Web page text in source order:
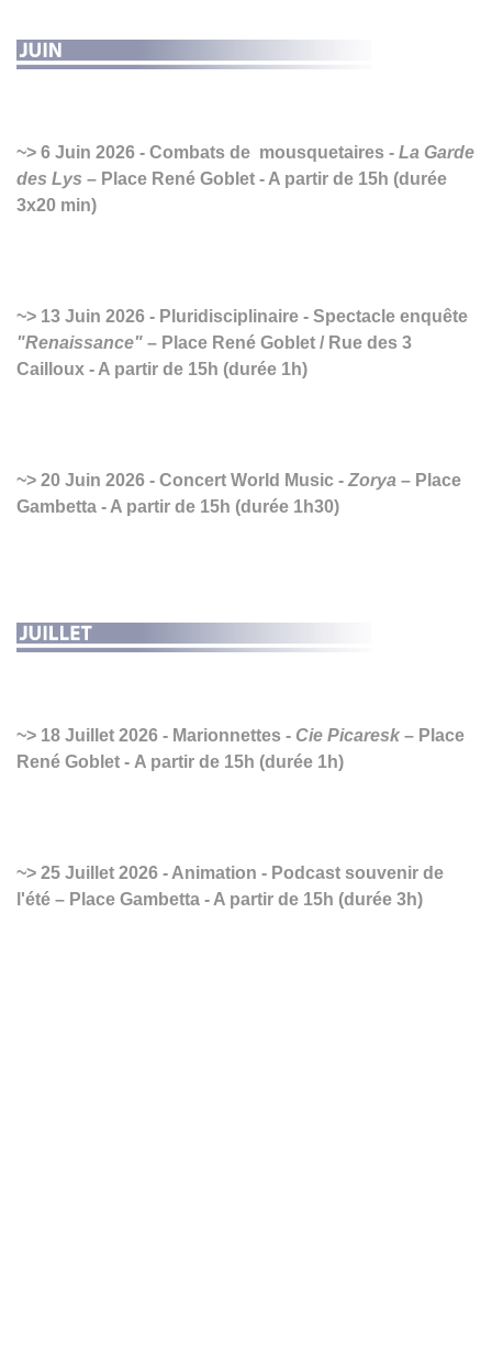
6 Juin 2026 - Combats de mousquetaires - La Garde
des Lys – Place René Goblet - A partir de 15h (durée
3x20 min)
13 Juin 2026 - Pluridisciplinaire - Spectacle enquête
"Renaissance" – Place René Goblet / Rue des 3
Cailloux - A partir de 15h (durée 1h)
20 Juin 2026 - Concert World Music - Zorya – Place
Gambetta - A partir de 15h (durée 1h30)
18 Juillet 2026 - Marionnettes - Cie Picaresk – Place
René Goblet - A partir de 15h (durée 1h)
25 Juillet 2026 - Animation - Podcast souvenir de
l'été – Place Gambetta - A partir de 15h (durée 3h)